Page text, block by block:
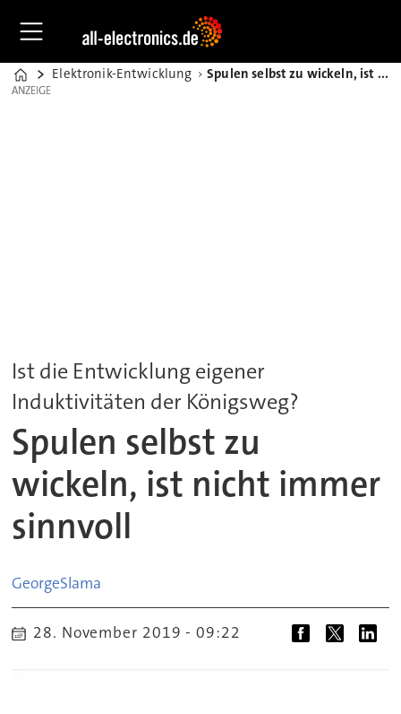
Home
Elektronik-Entwicklung Spulen selbst zu wickeln, ist nicht immer sinnvoll
ANZEIGE
ANZEIGE
Ist die Entwicklung eigener
Induktivitäten der Königsweg?
Spulen selbst zu
wickeln, ist nicht immer
sinnvoll
GeorgeSlama
28. November 2019 - 09:22